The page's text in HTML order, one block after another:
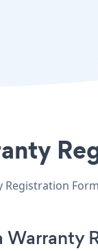
Form
Warranty